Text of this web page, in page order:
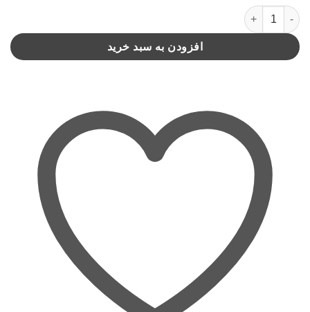
دری به اتاق مناقشه(نگاه) عدد
افزودن به سبد خرید